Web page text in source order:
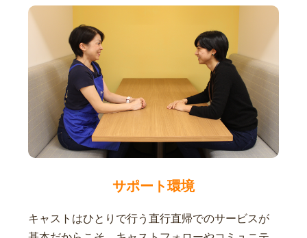
サポート環境
キャストはひとりで行う直行直帰でのサービスが